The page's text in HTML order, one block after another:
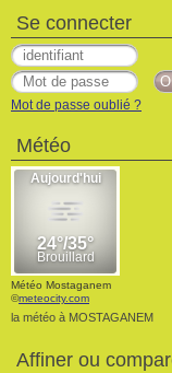
Se connecter
Mot de passe oublié ?
Météo
Météo Mostaganem
©meteocity.com
la météo à MOSTAGANEM
Affiner ou